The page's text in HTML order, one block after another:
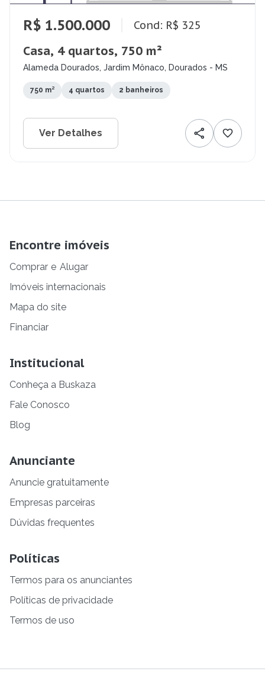
R$ 1.500.000 Cond: R$ 325
Casa, 4 quartos, 750 m²
Alameda Dourados, Jardim Mônaco, Dourados - MS
750 m² 4 quartos 2 banheiros
Ver Detalhes
Encontre imóveis
Comprar e Alugar
Imóveis internacionais
Mapa do site
Financiar
Institucional
Conheça a Buskaza
Fale Conosco
Blog
Anunciante
Anuncie gratuitamente
Empresas parceiras
Dúvidas frequentes
Políticas
Termos para os anunciantes
Políticas de privacidade
Termos de uso